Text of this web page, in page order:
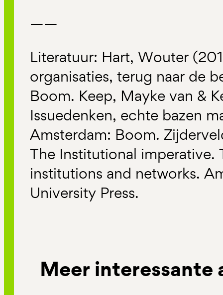
——
Literatuur: Hart, Wouter
organisaties, terug naar de
Boom. Keep, Mayke van &
Issuedenken, echte bazen
Amsterdam: Boom.
The Institutional imperative.
institutions and networks.
University Press.
Meer interessante